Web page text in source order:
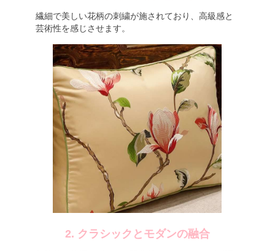
繊細で美しい花柄の刺繍が施されており、高級感と
芸術性を感じさせます。
2. クラシックとモダンの融合